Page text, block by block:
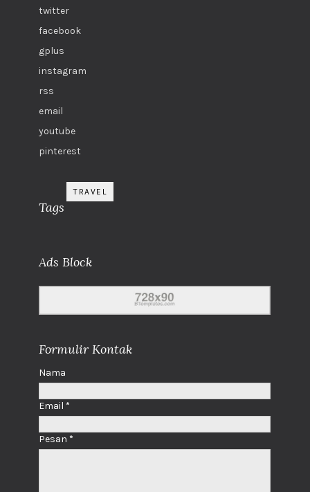
twitter
facebook
gplus
instagram
rss
email
youtube
pinterest
Tags
TRAVEL
Ads Block
Formulir Kontak
Nama
Email *
Pesan *